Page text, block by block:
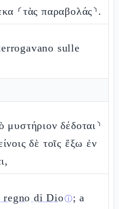
⸂τὰς παραβολάς⸃.
sulle
μυστήριον δέδοται⸃
δὲ τοῖς ἔξω ἐν
regno di Dioⓘ; a